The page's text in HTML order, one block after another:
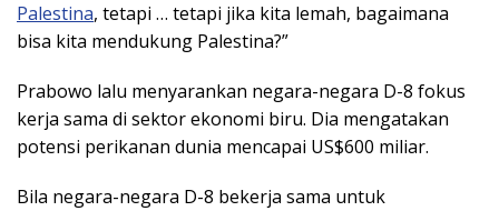
Palestina, tetapi … tetapi jika kita lemah, bagaimana
bisa kita mendukung Palestina?”
Prabowo lalu menyarankan negara-negara D-8 fokus
kerja sama di sektor ekonomi biru. Dia mengatakan
potensi perikanan dunia mencapai US$600 miliar.
Bila negara-negara D-8 bekerja sama untuk